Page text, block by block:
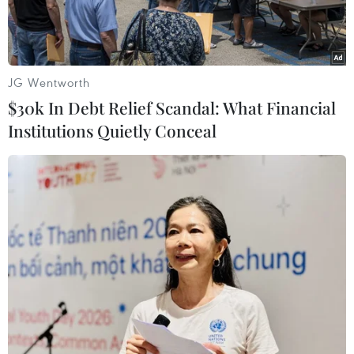
Toàn cảnh một cuộc họp của Hội đồng Bảo an Liên hợp quốc tại
New York, Mỹ. (Ảnh: THX/TTXVN)
Ngày12/11, Hội đồng Bảo an Liên hợp quốc đã
thảo luận về hoạt động của Lực lượng Chung
chống khủng bố giữa năm nước khu vực Sahel
JG Wentworth
$30k In Debt Relief Scandal: What Financial
Institutions Quietly Conceal